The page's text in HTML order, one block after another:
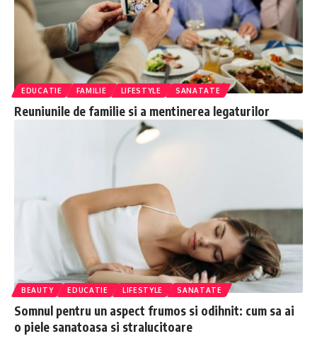
EDUCATIE FAMILIE LIFESTYLE SANATATE
Reuniunile de familie si a mentinerea legaturilor
BEAUTY EDUCATIE LIFESTYLE SANATATE
Somnul pentru un aspect frumos si odihnit: cum sa ai
o piele sanatoasa si stralucitoare